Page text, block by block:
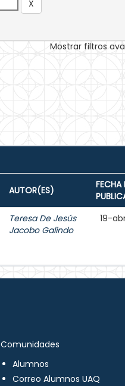
Mostrar filtros
AUTOR(ES)
FECHA
Teresa De Jesús
Jacobo Galindo
19-
Comunidades
Alumnos
Correo Alumnos UAQ